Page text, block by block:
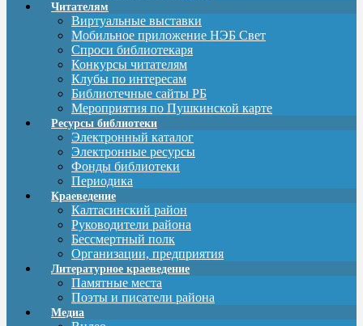
Читателям
Виртуальные выставки
Мобильное приложение НЭБ Свет
Спроси библиотекаря
Конкурсы читателям
Клубы по интересам
Библиотечные сайты РБ
Мероприятия по Пушкинской карте
Ресурсы библиотеки
Электронный каталог
Электронные ресурсы
Фонды библиотеки
Периодика
Краеведение
Калтасинский район
Руководители района
Бессмертный полк
Организации, предприятия
Литературное краеведение
Памятные места
Поэты и писатели района
Медиа